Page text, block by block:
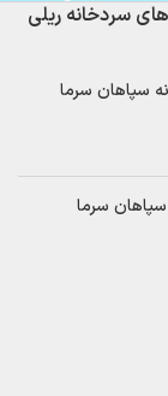
سردخانه ریلی
سپاهان سرما
سرما